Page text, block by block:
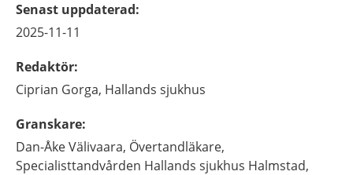
Senast uppdaterad:
2025-11-11
Redaktör:
Ciprian Gorga, Hallands sjukhus
Granskare:
Dan-ÅkeVälivaara, Övertandläkare,
Specialisttandvården Hallands sjukhus Halmstad,